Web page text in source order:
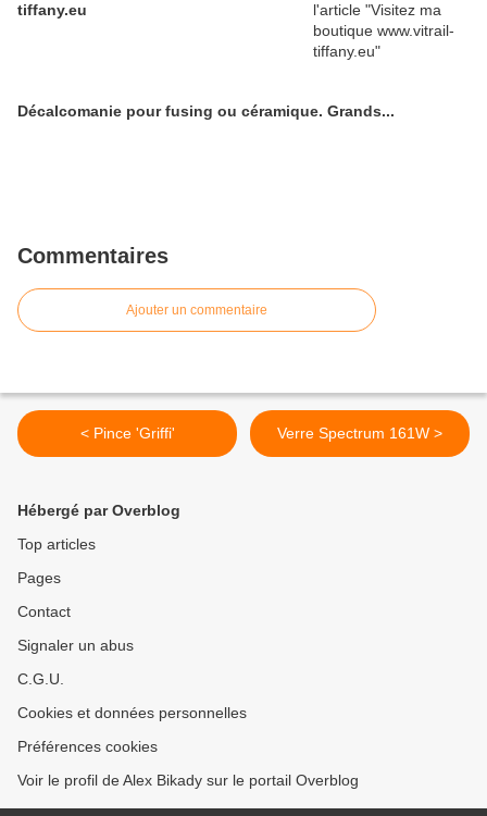
tiffany.eu
Décalcomanie pour fusing ou céramique. Grands...
Commentaires
Ajouter un commentaire
< Pince 'Griffi' Verre Spectrum 161W >
Hébergé par Overblog
Top articles
Pages
Contact
Signaler un abus
C.G.U.
Cookies et données personnelles
Préférences cookies
Voir le profil de Alex Bikady sur le portail Overblog